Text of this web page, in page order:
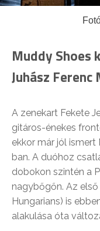
Muddy Shoes
Juhász
A zenekart Fekete
gitáros-énekes
ekkor már jól
ban. A duóhoz
dobokon szintén a
nagybőgőn. Az
Hungarians) is
alakulása óta